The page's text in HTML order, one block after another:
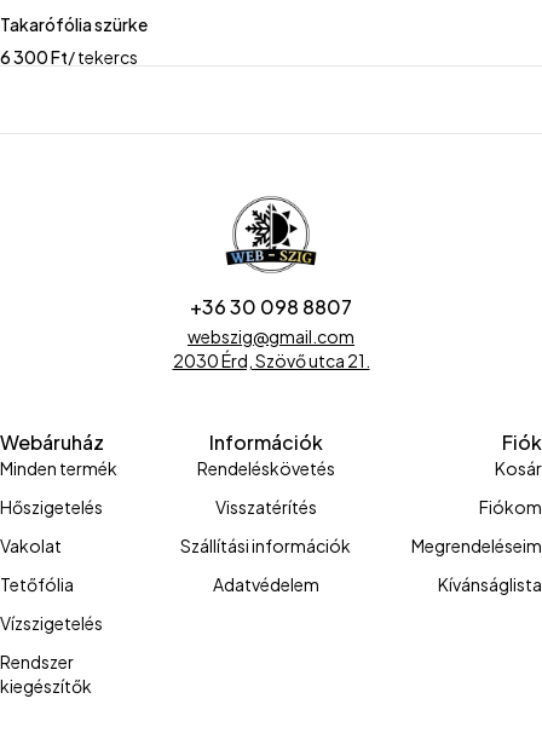
Takarófólia szürke
6 300Ft/ tekercs
+36 30 098 8807
webszig@gmail.com
2030 Érd, Szövő utca 21.
Webáruház
Minden termék
Hőszigetelés
Vakolat
Tetőfólia
Vízszigetelés
Rendszer
kiegészítők
Információk
Rendeléskövetés
Visszatérítés
Szállítási információk
Adatvédelem
Fiók
Kosár
Fiókom
Megrendeléseim
Kívánságlista